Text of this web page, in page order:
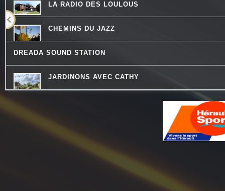
LA RADIO DES LOULOUS
CHEMINS DU JAZZ
DREADA SOUND STATION
JARDINONS AVEC CATHY
PASSE TEMPS - LE FIL DU TEMPS QUI PASSE
QUAND LA MUSIQUE EST BONNE
COMMUNAUTE DE COMMUNES.COM